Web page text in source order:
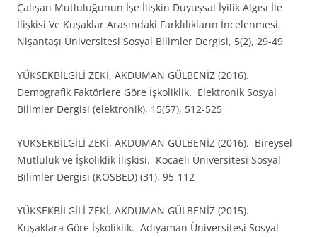
Çalışan Mutluluğunun İşe İlişkin Duyuşsal İyilik Algısı İle
İlişkisi Ve Kuşaklar Arasındaki Farklılıkların İncelenmesi.
Nişantaşı Üniversitesi Sosyal Bilimler Dergisi, 5(2), 29-49
YÜKSEKBİLGİLİ ZEKİ, AKDUMAN GÜLBENİZ (2016).
Demografik Faktörlere Göre İşkoliklik. Elektronik Sosyal
Bilimler Dergisi (elektronik), 15(57), 512-525
YÜKSEKBİLGİLİ ZEKİ, AKDUMAN GÜLBENİZ (2016). Bireysel
Mutluluk ve İşkoliklik İlişkisi. Kocaeli Üniversitesi Sosyal
Bilimler Dergisi (KOSBED) (31), 95-112
YÜKSEKBİLGİLİ ZEKİ, AKDUMAN GÜLBENİZ (2015).
Kuşaklara Göre İşkoliklik. Adıyaman Üniversitesi Sosyal